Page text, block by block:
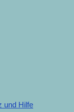
und Hilfe